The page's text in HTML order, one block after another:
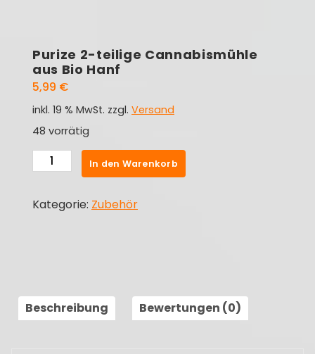
Purize 2-teilige Cannabismühle
aus Bio Hanf
5,99 €
inkl. 19 % MwSt. zzgl. Versand
48 vorrätig
Purize
2-
Cannabismühle
In den Warenkorb
Kategorie: Zubehör
Beschreibung Bewertungen (0)